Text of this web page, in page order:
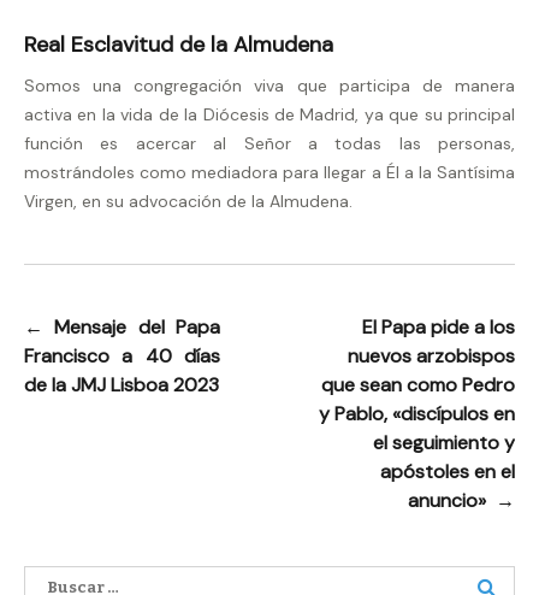
Real Esclavitud de la Almudena
Somos una congregación viva que participa de manera
activa en la vida de la Diócesis de Madrid, ya que su principal
función es acercar al Señor a todas las personas,
mostrándoles como mediadora para llegar a Él a la Santísima
Virgen, en su advocación de la Almudena.
Navegación
de
← Mensaje del Papa
Francisco a 40 días
de la JMJ Lisboa 2023
El Papa pide a los
nuevos arzobispos
que sean como Pedro
y Pablo, «discípulos en
el seguimiento y
apóstoles en el
anuncio» →
Buscar: